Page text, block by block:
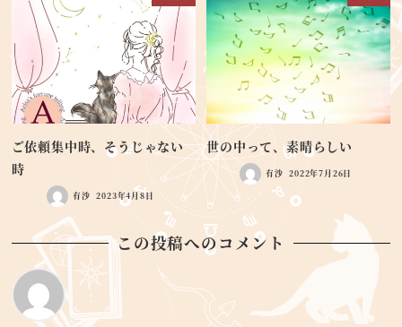
ご依頼集中時、そうじゃない
時
有沙 2023年4月8日
世の中って、素晴らしい
有沙 2022年7月26日
この投稿へのコメント